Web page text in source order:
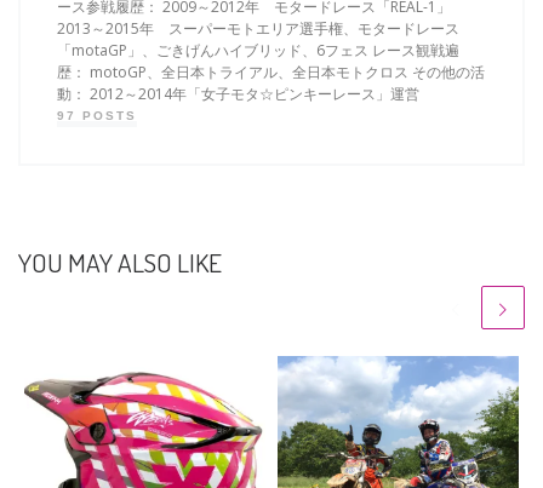
ース参戦履歴： 2009～2012年 モタードレース「REAL-1」
2013～2015年 スーパーモトエリア選手権、モタードレース
「motaGP」、ごきげんハイブリッド、6フェス レース観戦遍
歴： motoGP、全日本トライアル、全日本モトクロス その他の活
動： 2012～2014年「女子モタ☆ピンキーレース」運営
97 POSTS
YOU MAY ALSO LIKE